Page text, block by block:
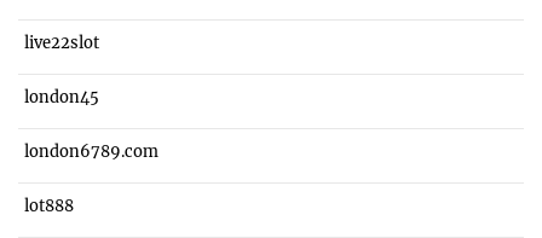
live22slot
london45
london6789.com
lot888